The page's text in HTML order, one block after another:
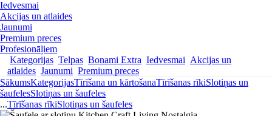
Iedvesmai
Akcijas un atlaides
Jaunumi
Premium preces
Profesionāļiem
Kategorijas Telpas Bonami Extra Iedvesmai Akcijas un
atlaides Jaunumi Premium preces
SākumsKategorijasTīrīšana un kārtošanaTīrīšanas rīkiSlotiņas un
šaufelesSlotiņas un šaufeles
...Tīrīšanas rīkiSlotiņas un šaufeles